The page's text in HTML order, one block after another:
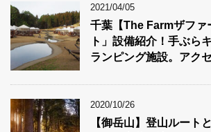
2021/04/05
千葉【The Farmザファ
ト」設備紹介！手ぶら
ランピング施設。アク
2020/10/26
【御岳山】登山ルート